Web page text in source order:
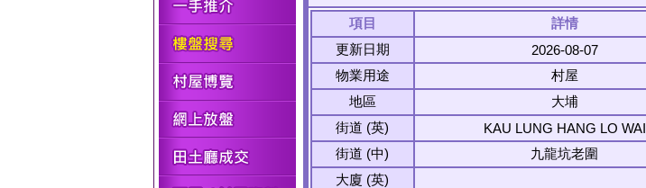
項目
詳情
更新日期
2026-08-07
物業用途
村屋
地區
大埔
街道 (英)
KAU LUNG HANG LO WAI
街道 (中)
九龍坑老圍
大廈 (英)